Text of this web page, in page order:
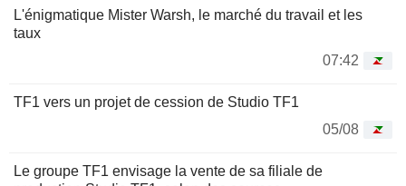
L'énigmatique Mister Warsh, le marché du travail et les
taux
07:42
TF1 vers un projet de cession de Studio TF1
05/08
Le groupe TF1 envisage la vente de sa filiale de